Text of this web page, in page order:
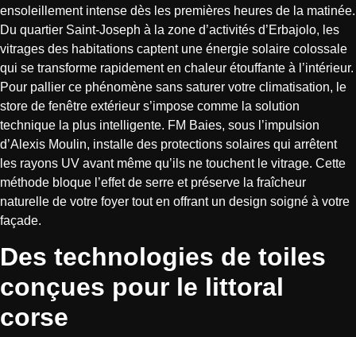
ensoleillement intense dès les premières heures de la matinée.
Du quartier Saint-Joseph à la zone d’activités d’Erbajolo, les
vitrages des habitations captent une énergie solaire colossale
qui se transforme rapidement en chaleur étouffante à l’intérieur.
Pour pallier ce phénomène sans saturer votre climatisation, le
store de fenêtre extérieur s’impose comme la solution
technique la plus intelligente. FM Baies, sous l’impulsion
d’Alexis Moulin, installe des protections solaires qui arrêtent
les rayons UV avant même qu’ils ne touchent le vitrage. Cette
méthode bloque l’effet de serre et préserve la fraîcheur
naturelle de votre foyer tout en offrant un design soigné à votre
façade.
Des technologies de toiles
conçues pour le littoral
corse